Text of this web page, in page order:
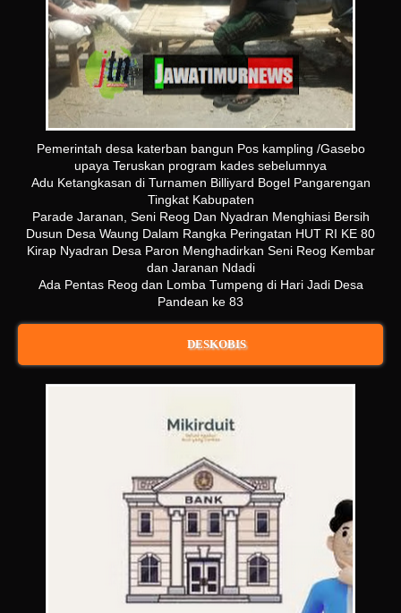
Pemerintah desa katerban bangun Pos kampling /Gasebo
upaya Teruskan program kades sebelumnya
Adu Ketangkasan di Turnamen Billiyard Bogel Pangarengan
Tingkat Kabupaten
Parade Jaranan, Seni Reog Dan Nyadran Menghiasi Bersih
Dusun Desa Waung Dalam Rangka Peringatan HUT RI KE 80
Kirap Nyadran Desa Paron Menghadirkan Seni Reog Kembar
dan Jaranan Ndadi
Ada Pentas Reog dan Lomba Tumpeng di Hari Jadi Desa
Pandean ke 83
DESKOBIS